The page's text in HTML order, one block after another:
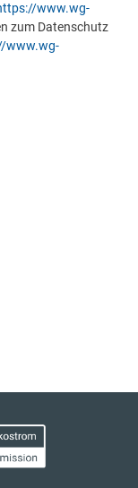
www.wg-
zum Datenschutz
www.wg-